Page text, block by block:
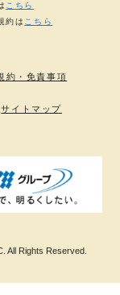
約・免責事項
サイトマップ
All Rights Reserved.
こちら
約は こちら